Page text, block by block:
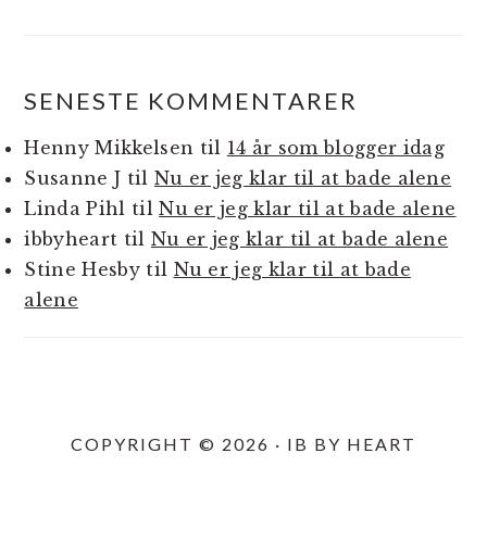
SENESTE KOMMENTARER
Henny Mikkelsen til 14 år som blogger idag
Susanne J til Nu er jeg klar til at bade alene
Linda Pihl tilNu er jeg klar til at bade alene
ibbyheart til Nu er jeg klar til at bade alene
Stine Hesbytil Nu er jeg klar til at bade
alene
COPYRIGHT © 2026 · IB BY HEART